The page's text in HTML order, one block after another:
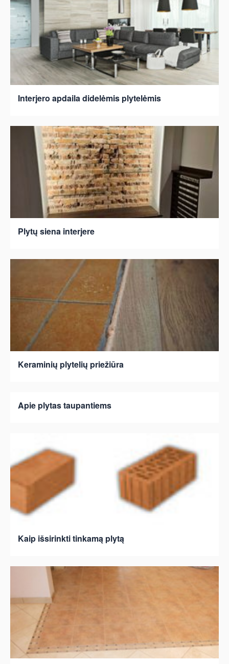
Interjero apdaila didelėmis plytelėmis
Plytų siena interjere
Keraminių plytelių priežiūra
Apie plytas taupantiems
Kaip išsirinkti tinkamą plytą